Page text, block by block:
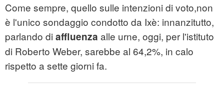
Come sempre, quello sulle intenzioni di voto,non
è l'unico sondaggio condotto da Ixè: innanzitutto,
parlando di affluenza alle urne, oggi, per l'istituto
di Roberto Weber, sarebbe al 64,2%, in calo
rispetto a sette giorni fa.